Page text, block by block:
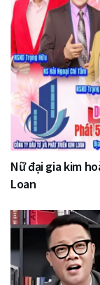
Nữ đại gia kim
Loan